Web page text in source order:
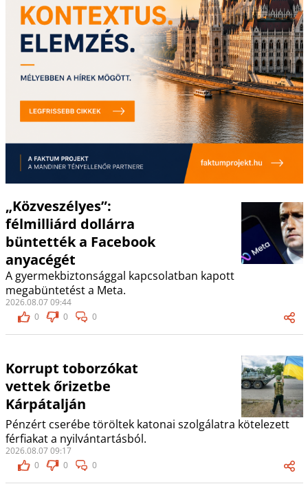
„Közveszélyes”:
félmilliárd dollárra
büntették a Facebook
anyacégét
A gyermekbiztonsággal kapcsolatban kapott
megabüntetést a Meta.
2026.08.07 09:44
0
0 0
Korrupt toborzókat
vettek őrizetbe
Kárpátalján
Pénzért cserébe töröltek katonai szolgálatra kötelezett
férfiakat a nyilvántartásból.
2026.08.07 09:17
0
0 0